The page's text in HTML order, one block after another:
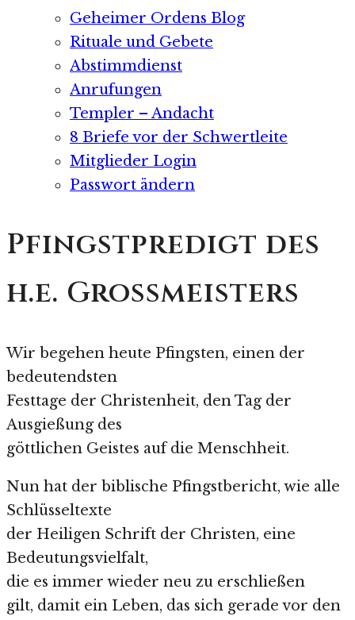
Geheimer Ordens Blog
Rituale und Gebete
Abstimmdienst
Anrufungen
Templer – Andacht
8 Briefe vor der Schwertleite
Mitglieder Login
Passwort ändern
Pfingstpredigt des
h.e. Grossmeisters
Wir begehen heute Pfingsten, einen der
bedeutendsten
Festtage der Christenheit, den Tag der
Ausgießung des
göttlichen Geistes auf die Menschheit.
Nun hat der biblische Pfingstbericht, wie alle
Schlüsseltexte
der Heiligen Schrift der Christen, eine
Bedeutungsvielfalt,
die es immer wieder neu zu erschließen
gilt, damit ein Leben, das sich gerade vor den